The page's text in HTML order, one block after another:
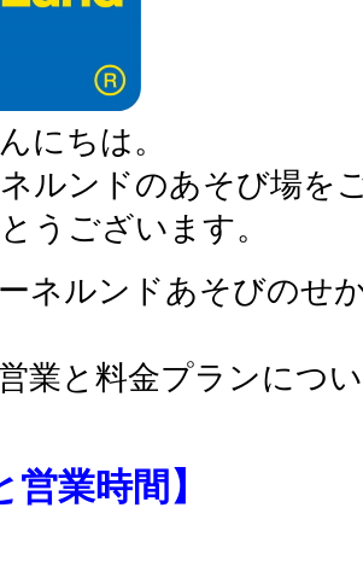
にちは。
ルンドのあそび場を
うございます。
ネルンドあそびのせ
業と料金プランにつ
営業時間】